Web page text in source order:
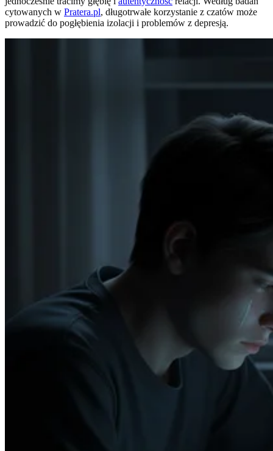
cytowanych w Pratera.pl, długotrwałe korzystanie z czatów może
prowadzić do pogłębienia izolacji i problemów z depresją.